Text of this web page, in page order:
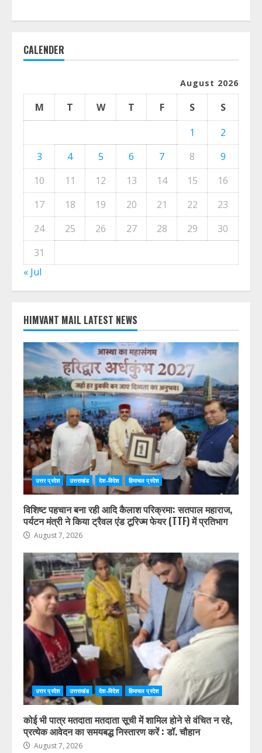
CALENDER
August 2026
M T W T F S
S
1
2
3
4 5 6 7 8
9
10
11 12 13 14 15
16
17
18 19 20 21 22
23
24
25 26 27 28 29
30
31
« Jul
HIMVANT MAIL LATEST NEWS
उत्तर प्रदेश उत्तराखंड देश-विदेश हिमाचल प्रदेश
विशिष्ट पहचान बना रही आदि कैलाश परिक्रमा: सतपाल महाराज,
पर्यटन मंत्री ने किया ट्रैवल एंड टूरिज्म फेयर (TTF) में प्रतिभाग
August 7, 2026
उत्तर प्रदेश उत्तराखंड देश-विदेश हिमाचल प्रदेश
कोई भी पात्र मतदाता मतदाता सूची में शामिल होने से वंचित न रहे,
प्रत्येक आवेदन का समयबद्ध निस्तारण करें : डॉ. चौहान
August 7, 2026